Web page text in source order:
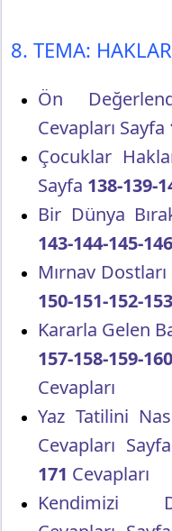
8. TEMA:
Ön
Cevapları Sayfa
Çocuklar
Sayfa 138-139-
Bir Dünya
143-144-145-
Mırnav
150-151-152-
Kararla Gelen
157-158-159-
Cevapları
Yaz Tatilini
Cevapları Sayfa
171 Cevapları
Kendimizi